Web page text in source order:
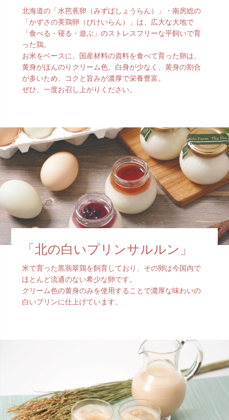
北海道の「水芭蕉卵（みずばしょうらん）」・南房総の
「かずさの美鶏卵（びけいらん）」は、 広大な大地で
「食べる・寝る・遊ぶ」のストレスフリーな平飼いで育
った鶏。
お米をベースに、国産材料の資料を食べて育った卵は、
黄身がほんのりクリーム色。白身が少なく、黄身の割合
が多いため、コクと旨みが濃厚で栄養豊富。
ぜひ、一度お召し上がりください。
「北の白いプリンサルルン」
米で育った黒翡翠鶏を飼育しており、その卵は今国内で
ほとんど流通のない希少な卵です。
クリーム色の黄身のみを使用することで濃厚な味わいの
白いプリンに仕上げています。